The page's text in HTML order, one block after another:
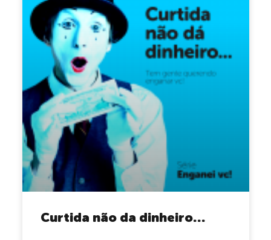
Curtida não da dinheiro…